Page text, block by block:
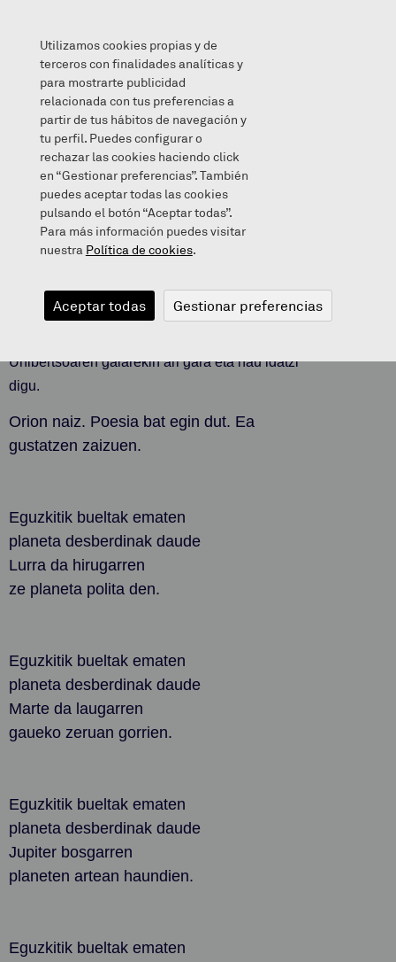
OLERKIA
2020/04/03
OLERKIA
Unibertsoaren gaiarekin ari gara eta hau idatzi
digu.
Orion naiz. Poesia bat egin dut. Ea
gustatzen zaizuen.
Eguzkitik bueltak ematen
planeta desberdinak daude
Lurra da hirugarren
ze planeta polita den.
Eguzkitik bueltak ematen
planeta desberdinak daude
Marte da laugarren
gaueko zeruan gorrien.
Eguzkitik bueltak ematen
planeta desberdinak daude
Jupiter bosgarren
planeten artean haundien.
Eguzkitik bueltak ematen
Utilizamos cookies propias y de
terceros con finalidades analíticas y
para mostrarte publicidad
relacionada con tus preferencias a
partir de tus hábitos de navegación y
tu perfil. Puedes configurar o
rechazar las cookies haciendo click
en “Gestionar preferencias”. También
puedes aceptar todas las cookies
pulsando el botón “Aceptar todas”.
Para más información puedes visitar
nuestra Política de cookies.
Aceptar todas Gestionar preferencias